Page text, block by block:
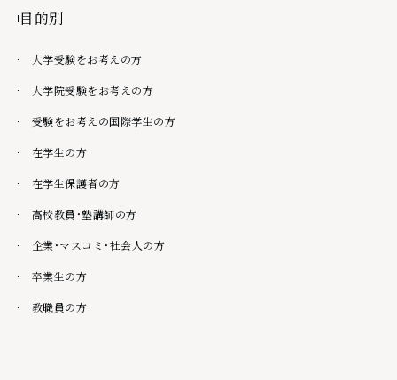
目的別
大学受験をお考えの方
大学院受験をお考えの方
受験をお考えの国際学生の方
在学生の方
在学生保護者の方
高校教員・塾講師の方
企業・マスコミ・社会人の方
卒業生の方
教職員の方